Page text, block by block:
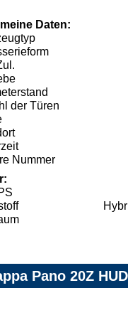
Daten:
der Türen
Nummer
Pano 20Z HUD